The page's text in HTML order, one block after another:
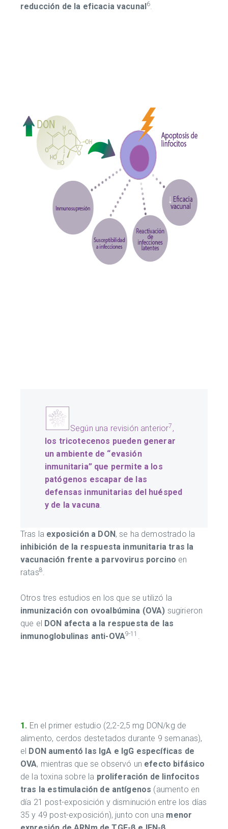
reducción de la eficacia vacunal6
Según una revisión anterior7 ,
los tricotecenos pueden generar
un ambiente de “evasión
inmunitaria” que permite a los
patógenos escapar de las
defensas inmunitarias del huésped
y de la vacuna
Tras la exposición a DON, se ha demostrado la
inhibición de la respuesta inmunitaria tras la
vacunación frente a parvovirus porcino en
ratas8
Otros tres estudios en los que se utilizó la
inmunización con ovoalbúmina (OVA) sugirieron
que el DON afecta a la respuesta de las
inmunoglobulinas anti-OVA9-11
1. En el primer estudio (2,2-2,5 mg DON/kg de
alimento, cerdos destetados durante 9 semanas),
el DON aumentó las IgA e IgG específicas de
OVA, mientras que se observó un efecto bifásico
de la toxina sobre la proliferación de linfocitos
tras la estimulación de antígenos (aumento en
día 21 post-exposición y disminución entre los días
35 y 49 post-exposición), junto con una menor